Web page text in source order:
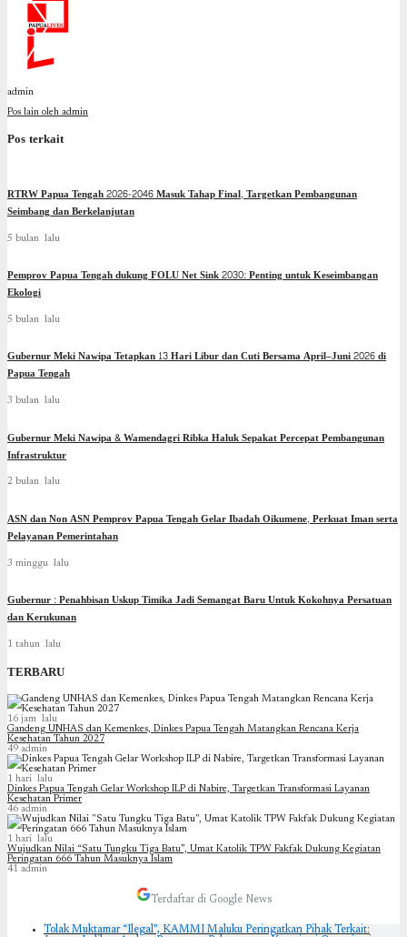
admin
Pos lain oleh admin
Pos terkait
RTRW Papua Tengah 2026-2046 Masuk Tahap Final, Targetkan Pembangunan
Seimbang dan Berkelanjutan
5 bulan lalu
Pemprov Papua Tengah dukung FOLU Net Sink 2030: Penting untuk Keseimbangan
Ekologi
5 bulan lalu
Gubernur Meki Nawipa Tetapkan 13 Hari Libur dan Cuti Bersama April–Juni 2026 di
Papua Tengah
3 bulan lalu
Gubernur Meki Nawipa & Wamendagri Ribka Haluk Sepakat Percepat Pembangunan
Infrastruktur
2 bulan lalu
ASN dan Non ASN Pemprov Papua Tengah Gelar Ibadah Oikumene, Perkuat Iman serta
Pelayanan Pemerintahan
3 minggu lalu
Gubernur : Penahbisan Uskup Timika Jadi Semangat Baru Untuk Kokohnya Persatuan
dan Kerukunan
1 tahun lalu
TERBARU
16 jam lalu
Gandeng UNHAS dan Kemenkes, Dinkes Papua Tengah Matangkan Rencana Kerja
Kesehatan Tahun 2027
49 admin
1 hari lalu
Dinkes Papua Tengah Gelar Workshop ILP di Nabire, Targetkan Transformasi Layanan
Kesehatan Primer
46 admin
1 hari lalu
Wujudkan Nilai “Satu Tungku Tiga Batu”, Umat Katolik TPW Fakfak Dukung Kegiatan
Peringatan 666 Tahun Masuknya Islam
41 admin
Terdaftar di Google News
Tolak Muktamar “Ilegal”, KAMMI Maluku Peringatkan Pihak Terkait: